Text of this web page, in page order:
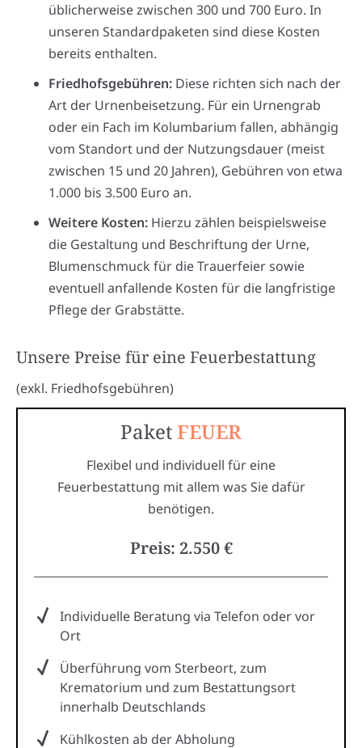
üblicherweise zwischen 300 und 700 Euro. In
unseren Standardpaketen sind diese Kosten
bereits enthalten.
Friedhofsgebühren: Diese richten sich nach der
Art der Urnenbeisetzung. Für ein Urnengrab
oder ein Fach im Kolumbarium fallen, abhängig
vom Standort und der Nutzungsdauer (meist
zwischen 15 und 20 Jahren), Gebühren von etwa
1.000 bis 3.500 Euro an.
Weitere Kosten: Hierzu zählen beispielsweise
die Gestaltung und Beschriftung der Urne,
Blumenschmuck für die Trauerfeier sowie
eventuell anfallende Kosten für die langfristige
Pflege der Grabstätte.
Unsere Preise für eine Feuerbestattung
(exkl. Friedhofsgebühren)
PaketFEUER
Flexibel und individuell für eine
Feuerbestattung mit allem was Sie dafür
benötigen.
Preis: 2.550 €
Individuelle Beratung via Telefon oder vor
Ort
Überführung vom Sterbeort, zum
Krematorium und zum Bestattungsort
innerhalb Deutschlands
Kühlkosten ab der Abholung